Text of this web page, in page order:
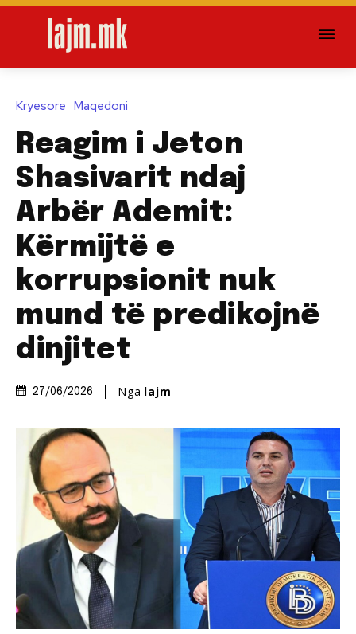
Kryesore Maqedoni
Reagim i Jeton
Shasivarit ndaj
Arbër Ademit:
Kërmijtë e
korrupsionit nuk
mund të predikojnë
dinjitet
27/06/2026 Nga lajm